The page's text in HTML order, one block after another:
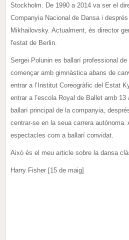
Stockholm. De 1990 a 2014 va ser el
Companyia Nacional de Dansa i
Mikhailovsky. Actualment, és director
l'estat de Berlin.
Sergei Polunin es ballarí professional
començar amb gimnàstica abans de
entrar a l’Institut Coreogràfic del Estat
entrar a l’escola Royal de Ballet amb
ballarí principal de la companyia,
centrar-se en la seua carrera autònoma.
espectacles com a ballarí convidat.
Això és el meu article sobre la dansa
Harry Fisher [15 de maig]